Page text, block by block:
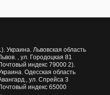
Украина. Львовская область
, ул. Городоцкая 81
индекс 79000 2).
Одесская область
ул. Спрейса 3
индекс 65000